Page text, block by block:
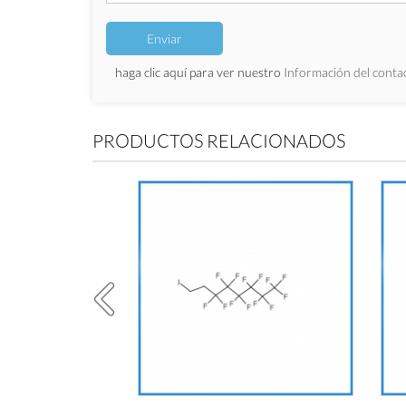
haga clic aquí para ver nuestro Información del
PRODUCTOS RELACIONADOS